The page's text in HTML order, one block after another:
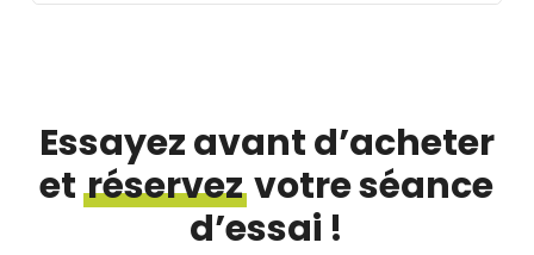
Essayez avant d’acheter
etréservez votre séance
d’essai !